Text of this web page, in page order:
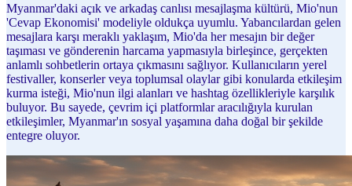
Myanmar'daki açık ve arkadaş canlısı mesajlaşma kültürü, Mio'nun
'Cevap Ekonomisi' modeliyle oldukça uyumlu. Yabancılardan gelen
mesajlara karşı meraklı yaklaşım, Mio'da her mesajın bir değer
taşıması ve gönderenin harcama yapmasıyla birleşince, gerçekten
anlamlı sohbetlerin ortaya çıkmasını sağlıyor. Kullanıcıların yerel
festivaller, konserler veya toplumsal olaylar gibi konularda etkileşim
kurma isteği, Mio'nun ilgi alanları ve hashtag özellikleriyle karşılık
buluyor. Bu sayede, çevrim içi platformlar aracılığıyla kurulan
etkileşimler, Myanmar'ın sosyal yaşamına daha doğal bir şekilde
entegre oluyor.